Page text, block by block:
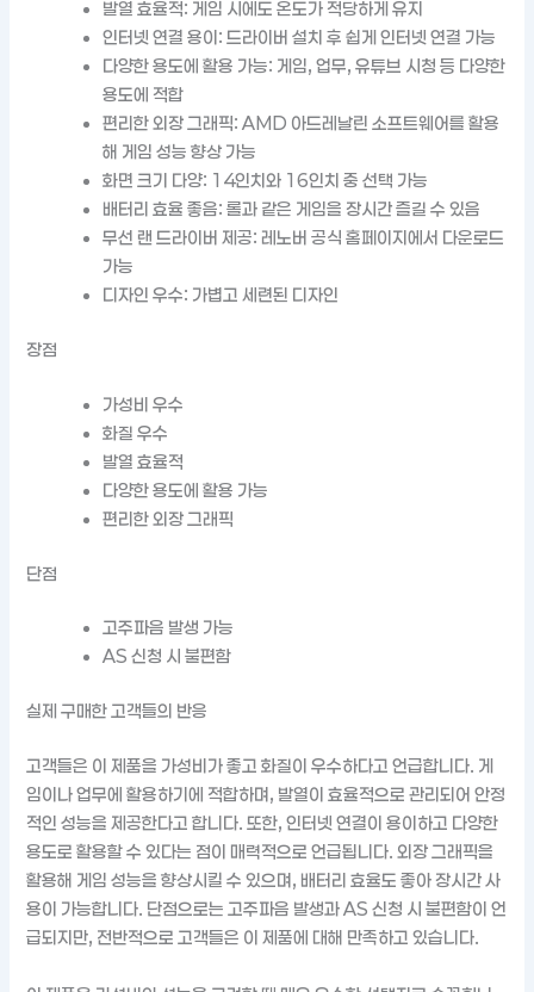
발열 효율적: 게임 시에도 온도가 적당하게 유지
인터넷 연결 용이: 드라이버 설치 후 쉽게 인터넷 연결 가능
다양한 용도에 활용 가능: 게임, 업무, 유튜브 시청 등 다양한
용도에 적합
편리한 외장 그래픽: AMD 아드레날린 소프트웨어를 활용
해 게임 성능 향상 가능
화면 크기 다양: 14인치와 16인치 중 선택 가능
배터리 효율 좋음: 롤과 같은 게임을 장시간 즐길 수 있음
무선 랜 드라이버 제공: 레노버 공식 홈페이지에서 다운로드
가능
디자인 우수: 가볍고 세련된 디자인
장점
가성비 우수
화질 우수
발열 효율적
다양한 용도에 활용 가능
편리한 외장 그래픽
단점
고주파음 발생 가능
AS 신청 시 불편함
실제 구매한 고객들의 반응
고객들은 이 제품을 가성비가 좋고 화질이 우수하다고 언급합니다. 게
임이나 업무에 활용하기에 적합하며, 발열이 효율적으로 관리되어 안정
적인 성능을 제공한다고 합니다. 또한, 인터넷 연결이 용이하고 다양한
용도로 활용할 수 있다는 점이 매력적으로 언급됩니다. 외장 그래픽을
활용해 게임 성능을 향상시킬 수 있으며, 배터리 효율도 좋아 장시간 사
용이 가능합니다. 단점으로는 고주파음 발생과 AS 신청 시 불편함이 언
급되지만, 전반적으로 고객들은 이 제품에 대해 만족하고 있습니다.